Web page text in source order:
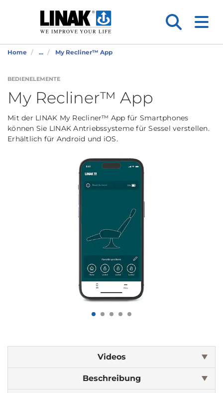
Home ... My Recliner™ App
BEDIENELEMENTE
My Recliner™ App
Mit der LINAK My Recliner™ App für Smartphones
können Sie LINAK Antriebssysteme für Sessel verstellen.
Erhältlich für Android und iOS.
Videos
Beschreibung